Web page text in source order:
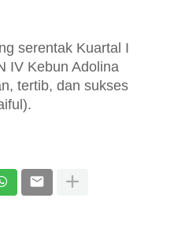
serentak Kuartal I
IV Kebun Adolina
tertib, dan sukses